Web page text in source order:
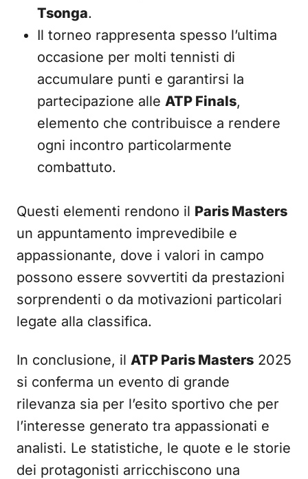
Tsonga.
Il torneo rappresenta spesso l’ultima
occasione per molti tennisti di
accumulare punti e garantirsi la
partecipazione alle ATP Finals,
elemento che contribuisce a rendere
ogni incontro particolarmente
combattuto.
Questi elementi rendono il Paris Masters
un appuntamento imprevedibile e
appassionante, dove i valori in campo
possono essere sovvertiti da prestazioni
sorprendenti o da motivazioni particolari
legate alla classifica.
In conclusione, il ATP Paris Masters 2025
si conferma un evento di grande
rilevanza sia per l’esito sportivo che per
l’interesse generato tra appassionati e
analisti. Le statistiche, le quote e le storie
dei protagonisti arricchiscono una